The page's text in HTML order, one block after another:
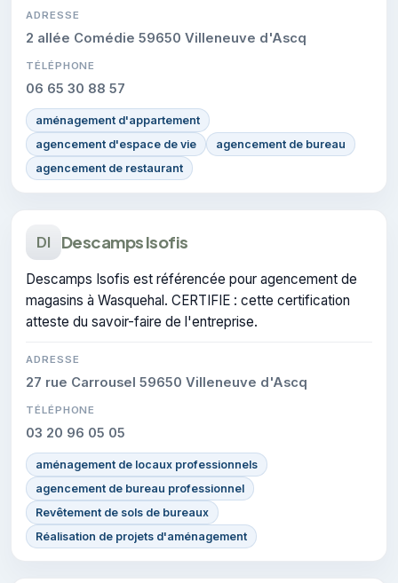
ADRESSE
2 allée Comédie 59650 Villeneuve d'Ascq
TÉLÉPHONE
06 65 30 88 57
aménagement d'appartement
agencement d'espace de vie
agencement de bureau
agencement de restaurant
DI Descamps Isofis
Descamps Isofis est référencée pour agencement de
magasins à Wasquehal. CERTIFIE : cette certification
atteste du savoir-faire de l'entreprise.
ADRESSE
27 rue Carrousel 59650 Villeneuve d'Ascq
TÉLÉPHONE
03 20 96 05 05
aménagement de locaux professionnels
agencement de bureau professionnel
Revêtement de sols de bureaux
Réalisation de projets d'aménagement